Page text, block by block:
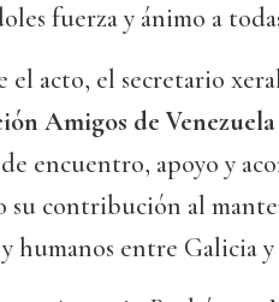
fuerza y ánimo a
el acto, el secretario
Amigos de
encuentro, apoyo y
su contribución al
y humanos entre Galicia